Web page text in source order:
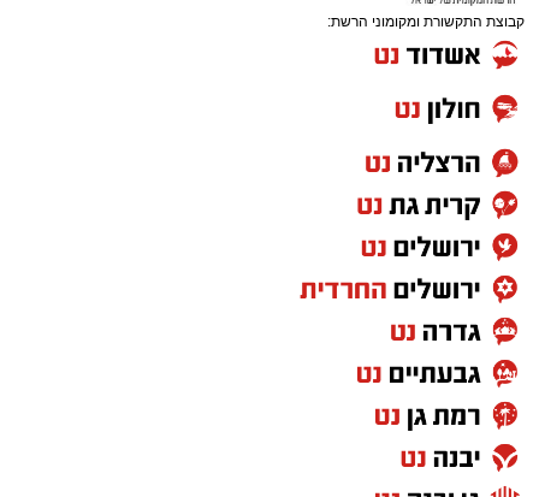
קבוצת התקשורת ומקומוני הרשת: